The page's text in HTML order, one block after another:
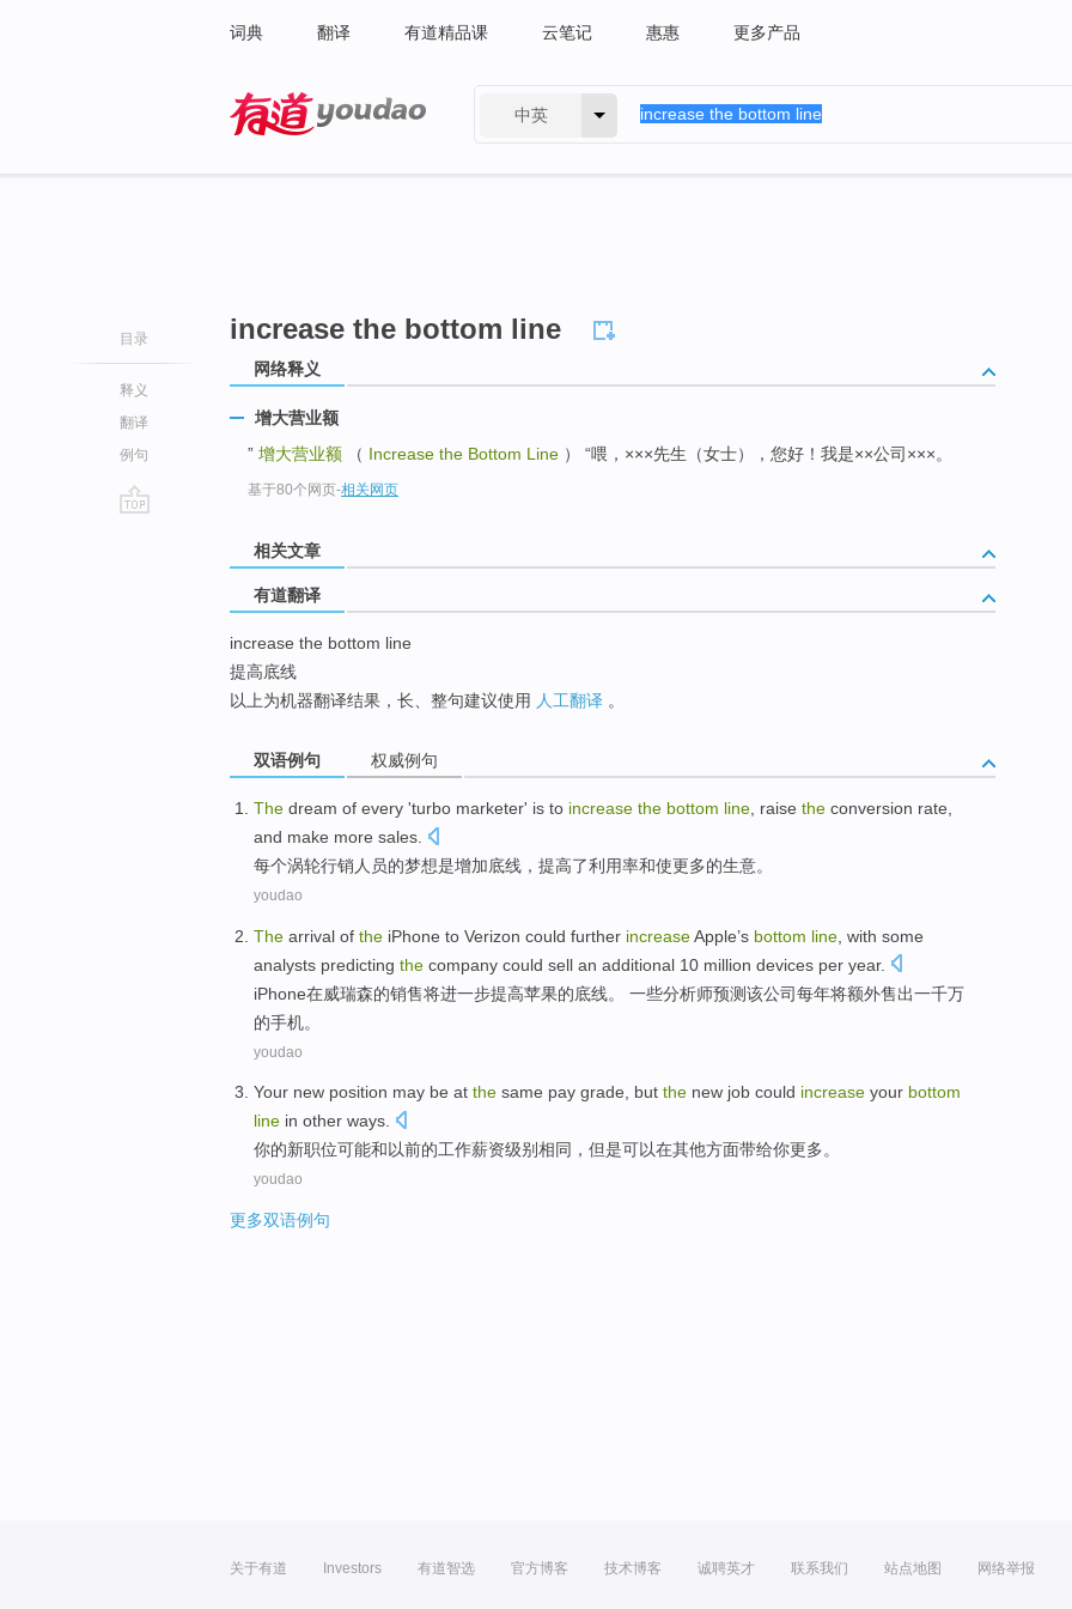
词典 翻译 有道精品课 云笔记 惠惠 更多产品
中英
目录
释义
翻译
例句
increase the bottom line
网络释义
增大营业额
” 增大营业额 （ Increase the Bottom Line ） “喂，×××先生（女士），您好！我是××公司×××。
基于80个网页-相关网页
相关文章
有道翻译
increase the bottom line
提高底线
以上为机器翻译结果，长、整句建议使用 人工翻译 。
双语例句 权威例句
The dream of every 'turbo marketer' is to increase the bottom line raise the conversion rate
and make more sales
每个涡轮行销 人员的梦想是增加底线 ， 提高了利用率和使更多的生意。
youdao
The arrival of the iPhone to Verizon could further increaseApple’s bottom line , with some
analysts predicting the company could sell an additional 10 million devices per year.
iPhone在威瑞森的销售将进一步提高苹果的底线。 一些分析师预测该公司每年将额外售出一千万
的手机。
youdao
Your new position may be at the same pay grade, but the new job could increase your bottom
line in other ways.
你的新职位可能和以前的工作薪资级别相同 ， 但是可以在其他方面带给你更多。
youdao
更多双语例句
关于有道 Investors 有道智选 官方博客 技术博客 诚聘英才 联系我们 站点地图 网络举报